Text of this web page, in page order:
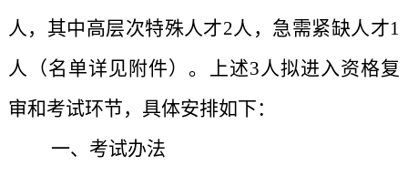
人，其中高层次特殊人才2人，急需紧缺人才1
人（名单详见附件）。上述3人拟进入资格复
审和考试环节，具体安排如下：
一、考试办法